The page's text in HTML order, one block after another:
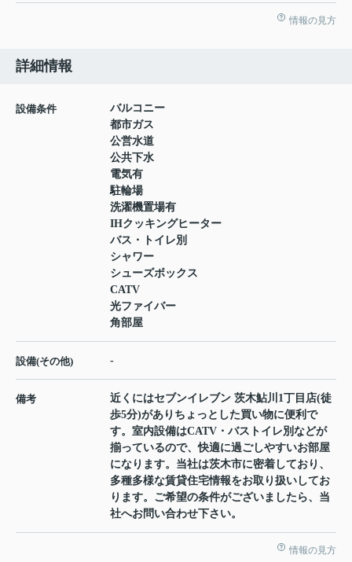
情報の見方
詳細情報
設備条件
バルコニー
都市ガス
公営水道
公共下水
電気有
駐輪場
洗濯機置場有
IHクッキングヒーター
バス・トイレ別
シャワー
シューズボックス
CATV
光ファイバー
角部屋
設備(その他) -
備考
近くにはセブンイレブン 茨木鮎川1丁目店(徒
歩5分)がありちょっとした買い物に便利で
す。室内設備はCATV・バストイレ別などが
揃っているので、快適に過ごしやすいお部屋
になります。当社は茨木市に密着しており、
多種多様な賃貸住宅情報をお取り扱いしてお
ります。ご希望の条件がございましたら、当
社へお問い合わせ下さい。
情報の見方